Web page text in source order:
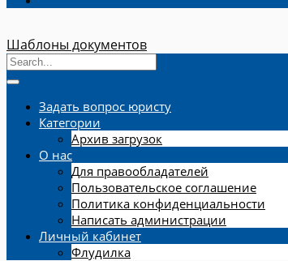
Шаблоны документов
Задать вопрос юристу
Категории
Архив загрузок
О нас
Для правообладателей
Пользовательское соглашение
Политика конфиденциальности
Написать администрации
Личный кабинет
Флудилка